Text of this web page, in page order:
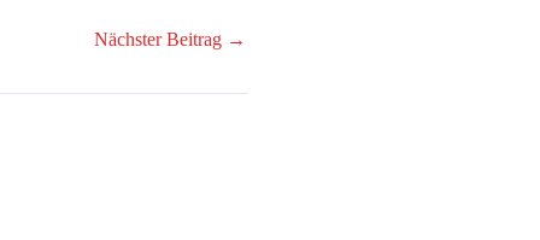
Nächster Beitrag →